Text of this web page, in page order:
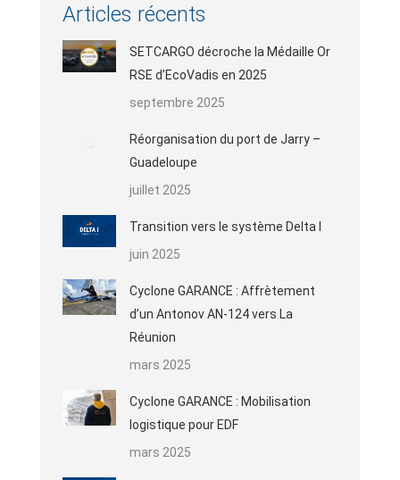
Articles récents
SETCARGO décroche la Médaille Or
RSE d’EcoVadis en 2025
septembre 2025
Réorganisation du port de Jarry –
Guadeloupe
juillet 2025
Transition vers le système Delta I
juin 2025
Cyclone GARANCE : Affrètement
d’un Antonov AN-124 vers La
Réunion
mars 2025
Cyclone GARANCE : Mobilisation
logistique pour EDF
mars 2025